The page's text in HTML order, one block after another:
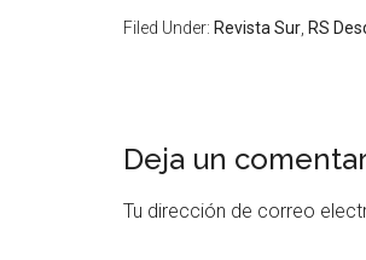
Filed Under: Revista Sur RS
Deja un
Tu dirección de correo